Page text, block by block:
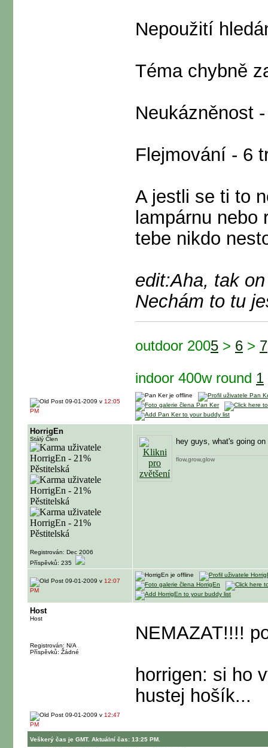
Nepoužití
Téma chybně
Neukázněnost
Flejmování - 6
A jestli se ti to
lampárnu
tebe nikdo
edit:Aha, tak
Nechám to tu
outdoor 2005 > 6 > 7
indoor 400w round 1
09-01-2009 v 12:05
PM
HorrigEn
Stálý Člen
Registrován: Dec 2006
Příspěvků: 235
hey guys, what's going
flow,grow,glow
09-01-2009 v 12:07
PM
Host
Host
Registrován: N/A
Příspěvků: Žádné
NEMAZAT!!!!
horrigen: si ho
hustej hošík...
09-01-2009 v 12:47
PM
Veškerý čas je GMT. Aktuální čas: 13:25 PM.